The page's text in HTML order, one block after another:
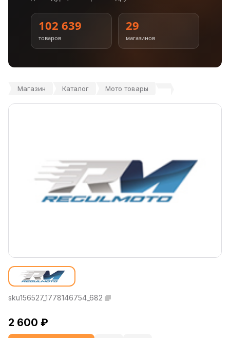
102 639
товаров
29
магазинов
Магазин Каталог Мото товары
sku156527_1778146754_682
2 600 ₽